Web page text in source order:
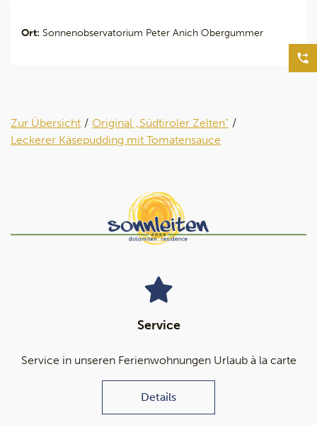
Ort: Sonnenobservatorium Peter Anich Obergummer
Zur Übersicht
Original „Südtiroler Zelten“
Leckerer Käsepudding mit Tomatensauce
Service
Service in unseren Ferienwohnungen Urlaub à la carte
Details